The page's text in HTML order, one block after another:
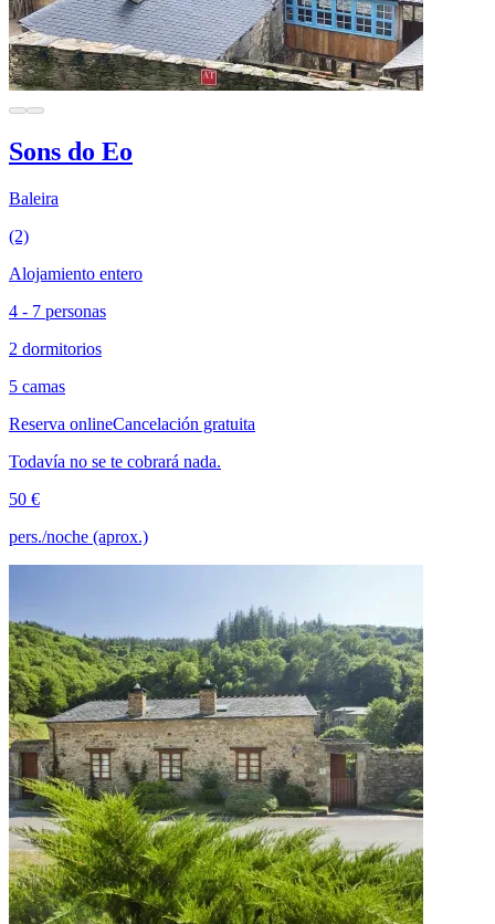
Sons do Eo
Baleira
(2)
Alojamiento entero
4 - 7 personas
2 dormitorios
5 camas
Reserva onlineCancelación gratuita
Todavía no se te cobrará nada.
50 €
pers./noche (aprox.)